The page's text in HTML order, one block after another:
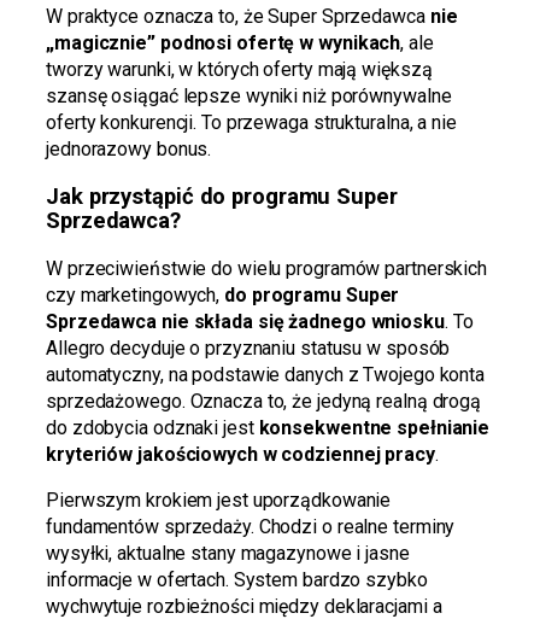
W praktyce oznacza to, że Super Sprzedawca nie
„magicznie” podnosi ofertę w wynikach, ale
tworzy warunki, w których oferty mają większą
szansę osiągać lepsze wyniki niż porównywalne
oferty konkurencji. To przewaga strukturalna, a nie
jednorazowy bonus.
Jak przystąpić do programu Super
Sprzedawca?
W przeciwieństwie do wielu programów partnerskich
czy marketingowych, do programu Super
Sprzedawca nie składa się żadnego wniosku. To
Allegro decyduje o przyznaniu statusu w sposób
automatyczny, na podstawie danych z Twojego konta
sprzedażowego. Oznacza to, że jedyną realną drogą
do zdobycia odznaki jest konsekwentne spełnianie
kryteriów jakościowych w codziennej pracy.
Pierwszym krokiem jest uporządkowanie
fundamentów sprzedaży. Chodzi o realne terminy
wysyłki, aktualne stany magazynowe i jasne
informacje w ofertach. System bardzo szybko
wychwytuje rozbieżności między deklaracjami a